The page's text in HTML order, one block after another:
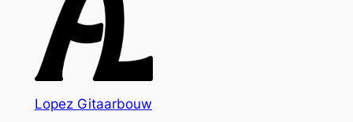
Lopez Gitaarbouw